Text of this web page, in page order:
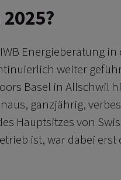
Energieberatung in
weiter
Basel in Allschwil
ganzjährig,
Hauptsitzes von
ist, war dabei erst